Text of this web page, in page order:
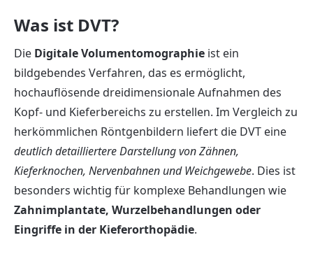
Was ist DVT?
Die Digitale Volumentomographie ist ein
bildgebendes Verfahren, das es ermöglicht,
hochauflösende dreidimensionale Aufnahmen des
Kopf- und Kieferbereichs zu erstellen. Im Vergleich zu
herkömmlichen Röntgenbildern liefert die DVT eine
deutlich detailliertere Darstellung von Zähnen,
Kieferknochen, Nervenbahnen und Weichgewebe. Dies ist
besonders wichtig für komplexe Behandlungen wie
Zahnimplantate, Wurzelbehandlungen oder
Eingriffe in der Kieferorthopädie.